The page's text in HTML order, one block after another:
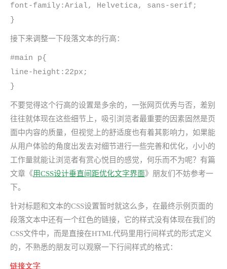
font-family:Arial, Helvetica, sans-serif;
}
接下来调整一下段落文本的行高：
#main p{
line-height:22px;
}
不要觉得这个行高的设置是多余的，一张网页优秀与否，差别
往往就体现在这些细节上，吸引浏览者最重要的因素固然是页
面中内容的质量，但视觉上的舒适度也有着其影响力，如果能
从用户体验的角度出发去对细节进行一些完善和优化，小小的
工作量就能让浏览者有赏心悦目的感觉，何乐而不为呢？有篇
文章《用CSS设计垂直间距优化文字界面》朋友们不妨参考一
下。
针对标题和文本的CSS设置暂时就这么多，在最终示例页面的
段落文本中还有一个红色的链接，它的样式没有体现在我们的
CSS文件中，而是直接在HTML代码里用行间样式的形式定义
的，不熟悉的朋友可以观察一下行间样式的格式：
链接文字